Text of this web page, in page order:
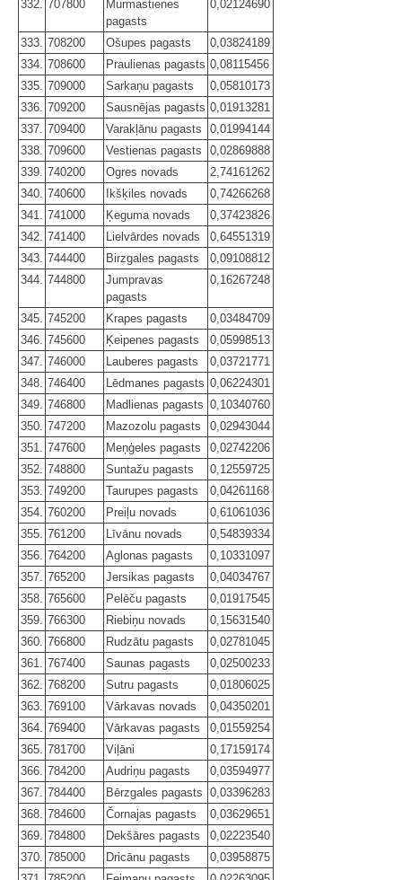
332. 707800
Murmastienes
pagasts
0,02124690
333. 708200 Ošupes pagasts
0,03824189
334. 708600 Praulienas pagasts 0,08115456
335. 709000 Sarkaņu pagasts
0,05810173
336. 709200 Sausnējas pagasts 0,01913281
337. 709400 Varakļānu pagasts
0,01994144
338. 709600 Vestienas pagasts
0,02869888
339. 740200 Ogres novads
2,74161262
340. 740600 Ikšķiles novads
0,74266268
341.
741000 Ķeguma novads
0,37423826
342. 741400 Lielvārdes novads
0,64551319
343. 744400 Birzgales pagasts
0,09108812
344. 744800
Jumpravas
pagasts
0,16267248
345. 745200 Krapes pagasts
0,03484709
346. 745600 Ķeipenes pagasts
0,05998513
347. 746000 Lauberes pagasts
0,03721771
348. 746400 Lēdmanes pagasts 0,06224301
349. 746800 Madlienas pagasts 0,10340760
350. 747200 Mazozolu pagasts
0,02943044
351.
747600 Meņģeles pagasts
0,02742206
352. 748800 Suntažu pagasts
0,12559725
353. 749200 Taurupes pagasts
0,04261168
354. 760200 Preiļu novads
0,61061036
355. 761200 Līvānu novads
0,54839334
356. 764200 Aglonas pagasts
0,10331097
357. 765200 Jersikas pagasts
0,04034767
358. 765600 Pelēču pagasts
0,01917545
359. 766300 Riebiņu novads
0,15631540
360. 766800 Rudzātu pagasts
0,02781045
361.
767400 Saunas pagasts
0,02500233
362. 768200 Sutru pagasts
0,01806025
363. 769100 Vārkavas novads
0,04350201
364. 769400 Vārkavas pagasts
0,01559254
365. 781700 Viļāni
0,17159174
366. 784200 Audriņu pagasts
0,03594977
367. 784400 Bērzgales pagasts 0,03396283
368. 784600 Čornajas pagasts
0,03629651
369. 784800 Dekšāres pagasts
0,02223540
370. 785000 Dricānu pagasts
0,03958875